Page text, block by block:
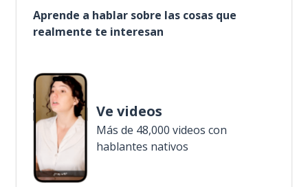
Aprende a hablar sobre las cosas que
realmente te interesan
Ve videos
Más de 48,000 videos con
hablantes nativos